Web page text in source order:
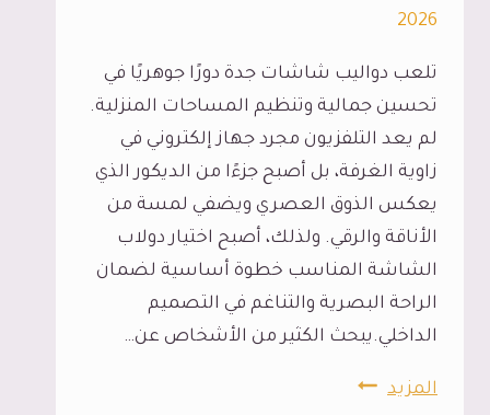
2026
تلعب دواليب شاشات جدة دورًا جوهريًا في
تحسين جمالية وتنظيم المساحات المنزلية.
لم يعد التلفزيون مجرد جهاز إلكتروني في
زاوية الغرفة، بل أصبح جزءًا من الديكور الذي
يعكس الذوق العصري ويضفي لمسة من
الأناقة والرقي. ولذلك، أصبح اختيار دولاب
الشاشة المناسب خطوة أساسية لضمان
الراحة البصرية والتناغم في التصميم
الداخلي.يبحث الكثير من الأشخاص عن…
المزيددواليب